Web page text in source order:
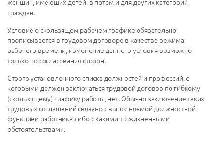
женщин, имеющих детей, в потом и для других категорий
граждан.
Условие о скользящем рабочем графике обязательно
прописывается в трудовом договоре в качестве режима
рабочего времени, изменение данного условия возможно
только по согласования сторон.
Строго установленного списка должностей и профессий, с
которыми должен заключаться трудовой договор по гибкому
(скользящему) графику работы, нет. Обычно заключение таких
трудовых соглашений связано с выполняемой должностной
функцией работника либо с какими-то жизненными
обстоятельствами.